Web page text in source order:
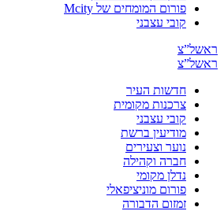
פורום המומחים של Mcity
קובי עצבני
ראשל”צ
ראשל”צ
חדשות העיר
צרכנות מקומית
קובי עצבני
מודיעין ברשת
נוער וצעירים
חברה וקהילה
נדלן מקומי
פורום מוניציפאלי
זמזום הדבורה